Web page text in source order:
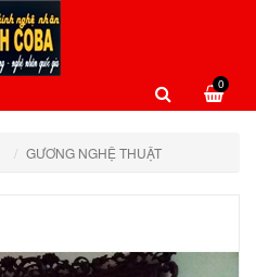
0
GƯƠNG NGHỆ THUẬT